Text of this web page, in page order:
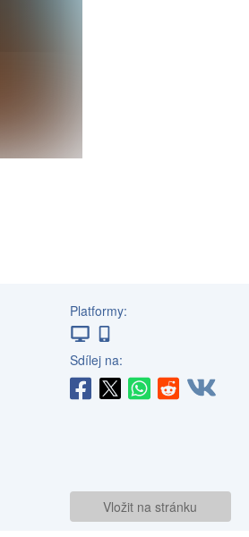
Platformy:
Sdílej na:
Vložit na stránku